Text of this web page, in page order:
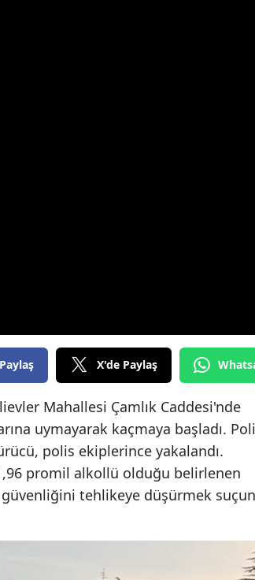
Denizli
Edirne
Elazığ
Erzincan
X'de Paylaş
Mahallesi Çamlık Caddesi'nde
uymayarak kaçmaya başladı.
polis ekiplerince yakalandı.
promil alkollü olduğu belirlenen
tehlikeye düşürmek